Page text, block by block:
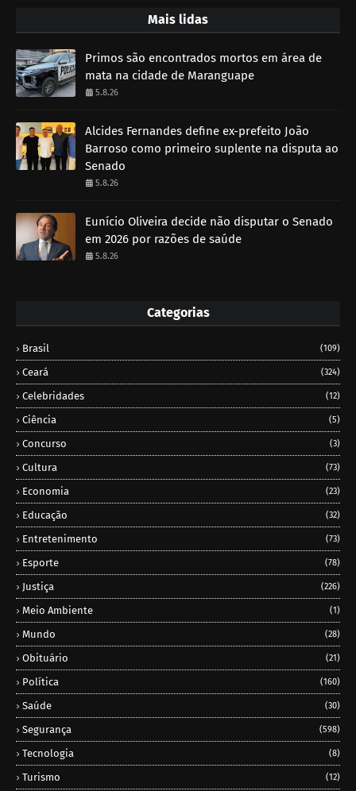
Mais lidas
Primos são encontrados mortos em área de
mata na cidade de Maranguape
5.8.26
Alcides Fernandes define ex-prefeito João
Barroso como primeiro suplente na disputa ao
Senado
5.8.26
Eunício Oliveira decide não disputar o Senado
em 2026 por razões de saúde
5.8.26
Categorias
Brasil (109)
Ceará (324)
Celebridades (12)
Ciência (5)
Concurso (3)
Cultura (73)
Economia (23)
Educação (32)
Entretenimento (73)
Esporte (78)
Justiça (226)
Meio Ambiente (1)
Mundo (28)
Obituário (21)
Política (160)
Saúde (30)
Segurança (598)
Tecnologia (8)
Turismo (12)